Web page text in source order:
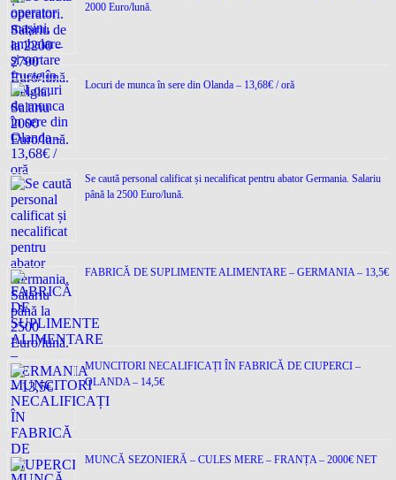
2000 Euro/lună.
Locuri de munca în sere din Olanda – 13,68€ / oră
Se caută personal calificat și necalificat pentru abator Germania. Salariu
până la 2500 Euro/lună.
FABRICĂ DE SUPLIMENTE ALIMENTARE – GERMANIA – 13,5€
MUNCITORI NECALIFICAȚI ÎN FABRICĂ DE CIUPERCI –
OLANDA – 14,5€
MUNCĂ SEZONIERĂ – CULES MERE – FRANȚA – 2000€ NET